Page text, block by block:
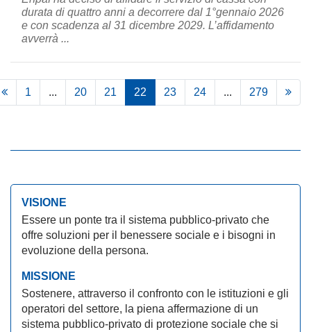
durata di quattro anni a decorrere dal 1°gennaio 2026
e con scadenza al 31 dicembre 2029. L’affidamento
avverrà ...
1 ... 20 21 22 23 24 ... 279
VISIONE
Essere un ponte tra il sistema pubblico-privato che
offre soluzioni per il benessere sociale e i bisogni in
evoluzione della persona.
MISSIONE
Sostenere, attraverso il confronto con le istituzioni e gli
operatori del settore, la piena affermazione di un
sistema pubblico-privato di protezione sociale che si